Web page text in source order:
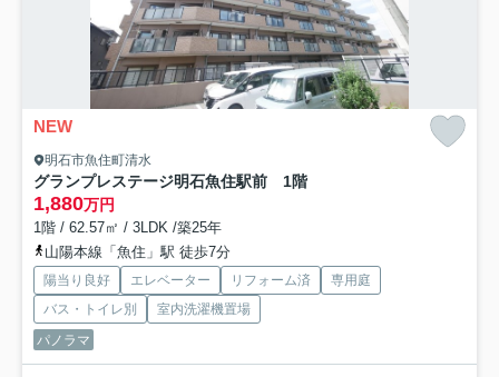
NEW
明石市魚住町清水
グランプレステージ明石魚住駅前 1階
1,880万円
1階 / 62.57㎡ / 3LDK /築25年
山陽本線「魚住」駅 徒歩7分
陽当り良好 エレベーター リフォーム済
専用庭
バス・トイレ別
室内洗濯機置場
パノラマ